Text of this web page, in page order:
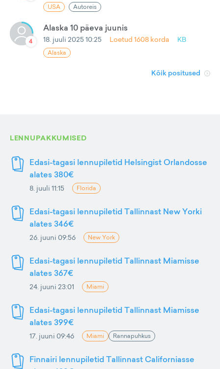
USA Autoreis
4
Alaska 10 päeva juunis
18. juuli 2025 10:25 Loetud 1608 korda KB
Alaska
Kõik positused
LENNUPAKKUMISED
Edasi-tagasi lennupiletid Helsingist Orlandosse
alates 380€
8. juuli 11:15 Florida
Edasi-tagasi lennupiletid Tallinnast New Yorki
alates 346€
26. juuni 09:56 New York
Edasi-tagasi lennupiletid Tallinnast Miamisse
alates 367€
24. juuni 23:01 Miami
Edasi-tagasi lennupiletid Tallinnast Miamisse
alates 399€
17. juuni 09:46 Miami Rannapuhkus
Finnairi lennupiletid Tallinnast Californiasse